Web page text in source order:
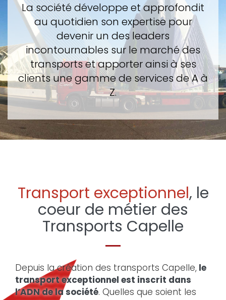
La société développe et approfondit
au quotidien son expertise pour
devenir un des leaders
incontournables sur le marché des
transports et apporter ainsi à ses
clients une gamme de services de A à
Z.
Transport exceptionnel, le
coeur de métier des
Transports Capelle
Depuis la création des transports Capelle, le
transport exceptionnel est inscrit dans
l’ADN de la société. Quelles que soient les